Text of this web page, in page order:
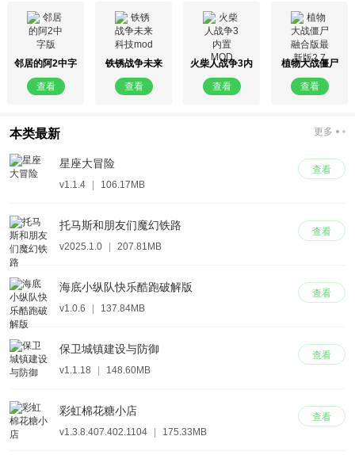
邻居的阿2中字
版
查看
铁锈战争未来
科技mod
查看
火柴人战争3内
置MOD
查看
植物大战僵尸
融合版最新版
2.7
查看
本类最新 更多
查看
星座大冒险
v1.1.4 106.17MB
查看
托马斯和朋友们魔幻铁路
v2025.1.0 207.81MB
查看
海底小纵队快乐酷跑破解版
v1.0.6 137.84MB
查看
保卫城镇建设与防御
v1.1.18 148.60MB
查看
彩虹棉花糖小店
v1.3.8.407.402.1104 175.33MB